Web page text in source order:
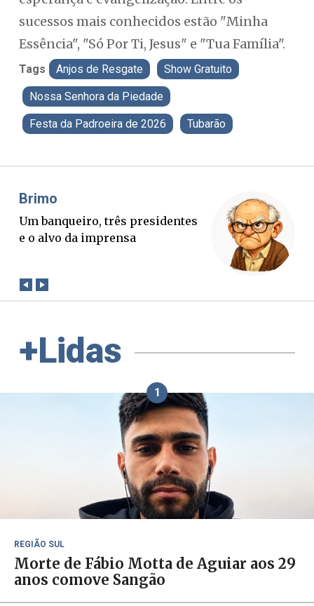
sucessos mais conhecidos estão "Minha
Essência", "Só Por Ti, Jesus" e "Tua Família".
Tags Anjos de Resgate Show Gratuito
Nossa Senhora da Piedade
Festa da Padroeira de 2026 Tubarão
Misael Elias
O Boato corre mais rápido que a
verdade. Mas quem paga a
+Lidas
1
REGIÃO SUL
Morte de Fábio Motta de Aguiar aos 29
anos comove Sangão